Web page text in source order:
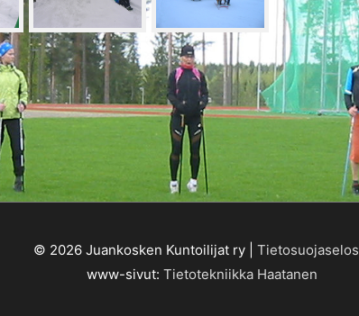
© 2026 Juankosken Kuntoilijat ry|
www-sivut: Tietotekniikka Haatanen